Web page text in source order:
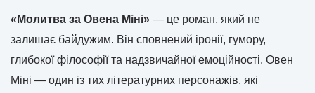
«Молитва за Овена Міні» — це роман, який не
залишає байдужим. Він сповнений іронії, гумору,
глибокої філософії та надзвичайної емоційності. Овен
Міні — один із тих літературних персонажів, які